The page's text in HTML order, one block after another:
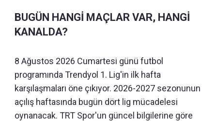
BUGÜN HANGİ MAÇLAR VAR, HANGİ
KANALDA?
8 Ağustos 2026 Cumartesi günü futbol
programında Trendyol 1. Lig'in ilk hafta
karşılaşmaları öne çıkıyor. 2026-2027 sezonunun
açılış haftasında bugün dört lig mücadelesi
oynanacak. TRT Spor'un güncel bilgilerine göre